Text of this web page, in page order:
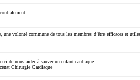
volonté commune de tous les membres d’être efficaces et
de nous aider à sauver un enfant cardiaque.
Chirurgie Cardiaque